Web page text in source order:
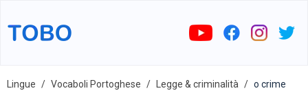
Lingue Vocaboli Portoghese Legge & criminalità o crime